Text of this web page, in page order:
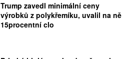
Trump zavedl minimální ceny
výrobků z polykřemíku, uvalil na ně
15procentní clo